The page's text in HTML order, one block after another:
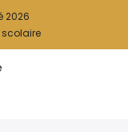
2026
scolaire